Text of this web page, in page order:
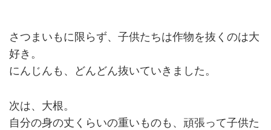
さつまいもに限らず、子供たちは作物を抜くのは大
好き。
にんじんも、どんどん抜いていきました。
次は、大根。
自分の身の丈くらいの重いものも、頑張って子供た